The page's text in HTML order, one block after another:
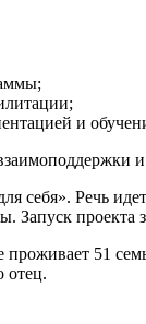
и
себя». Речь
Запуск проекта
51
отец.